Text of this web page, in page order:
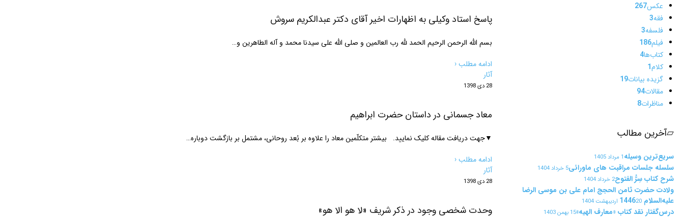
عکس267
فقه3
فلسفه3
فیلم186
کتاب‌ها4
کلام1
گزیده بیانات19
مقالات94
مناظرات8
▱آخرین مطالب
سریع‌ترین وسیله1 مرداد 1405
سلسله جلسات مراقبت های ماورائی5 خرداد 1404
شرح کتاب سِرُّ الفتوح2 خرداد 1404
ولادت حضرت ثامن الحجج امام علی بن موسی الرضا
علیه‌السلام 1446 20 اردیبهشت 1404
درس‌گفتار نقد کتاب «معارف الهیه»15 بهمن 1403
پاسخ استاد ‎‎‎‎وکیلی به اظهارات اخیر آقای دکتر عبدالکریم سروش
بسم الله الرحمن الرحیم الحمد لله رب العالمین و صلی الله علی سیدنا محمد و آله الطاهرین و…
ادامه مطلب ‹
آثار
28 دی 1398
معاد جسمانی در داستان حضرت ابراهیم
▼جهت دریافت مقاله کلیک نمایید. بیشتر متکلّمین معاد را علاوه بر بُعد روحانی، مشتمل بر بازگشت دوباره…
ادامه مطلب ‹
آثار
28 دی 1398
وحدت شخصی وجود در ذکر شریف «لا هو الا هو»